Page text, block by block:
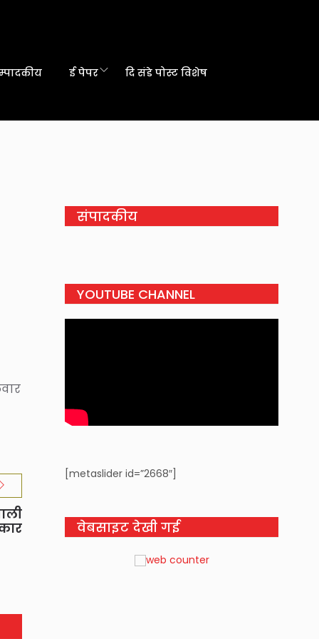
ई पेपर दि संडे पोस्ट विशेष
संपादकीय
YOUTUBE CHANNEL
[metaslider id=”2668″]
वेबसाइट देखी गई